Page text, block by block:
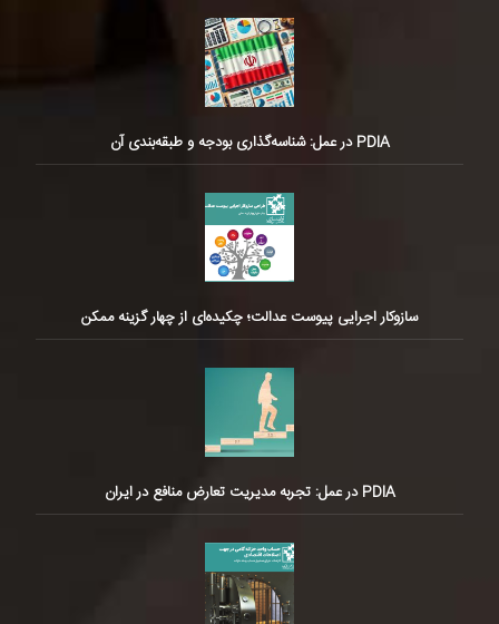
PDIA در عمل: شناسه‌گذاری بودجه و طبقه‌بندی آن
سازوکار اجرایی پیوست عدالت؛ چکیده‌ای از چهار گزینه ممکن
PDIA در عمل: تجربه مدیریت تعارض منافع در ایران